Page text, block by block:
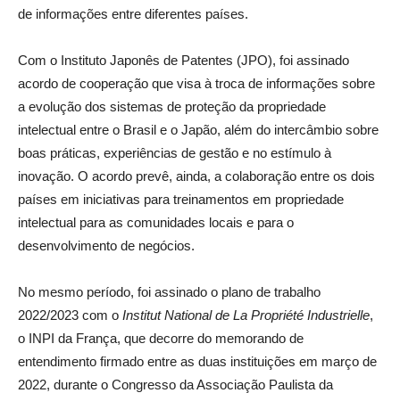
de informações entre diferentes países.
Com o Instituto Japonês de Patentes (JPO), foi assinado
acordo de cooperação que visa à troca de informações sobre
a evolução dos sistemas de proteção da propriedade
intelectual entre o Brasil e o Japão, além do intercâmbio sobre
boas práticas, experiências de gestão e no estímulo à
inovação. O acordo prevê, ainda, a colaboração entre os dois
países em iniciativas para treinamentos em propriedade
intelectual para as comunidades locais e para o
desenvolvimento de negócios.
No mesmo período, foi assinado o plano de trabalho
2022/2023 com o Institut National de La Propriété Industrielle,
o INPI da França, que decorre do memorando de
entendimento firmado entre as duas instituições em março de
2022, durante o Congresso da Associação Paulista da